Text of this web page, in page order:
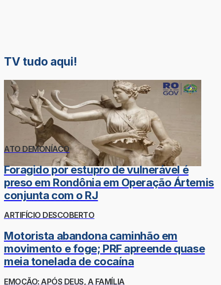
TV tudo aqui!
ATO DEMONÍACO
Foragido por estupro de vulnerável é
preso em Rondônia em Operação Ártemis
conjunta com o RJ
ARTIFÍCIO DESCOBERTO
Motorista abandona caminhão em
movimento e foge; PRF apreende quase
meia tonelada de cocaína
EMOÇÃO: APÓS DEUS, A FAMÍLIA